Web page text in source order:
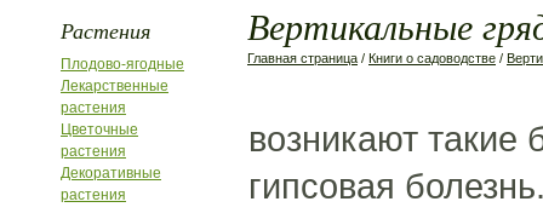
Растения
Плодово-ягодные
Лекарственные
растения
Цветочные
растения
Декоративные
растения
Вертикальные
Главная страница / Книги о садоводстве /
возникают такие
гипсовая